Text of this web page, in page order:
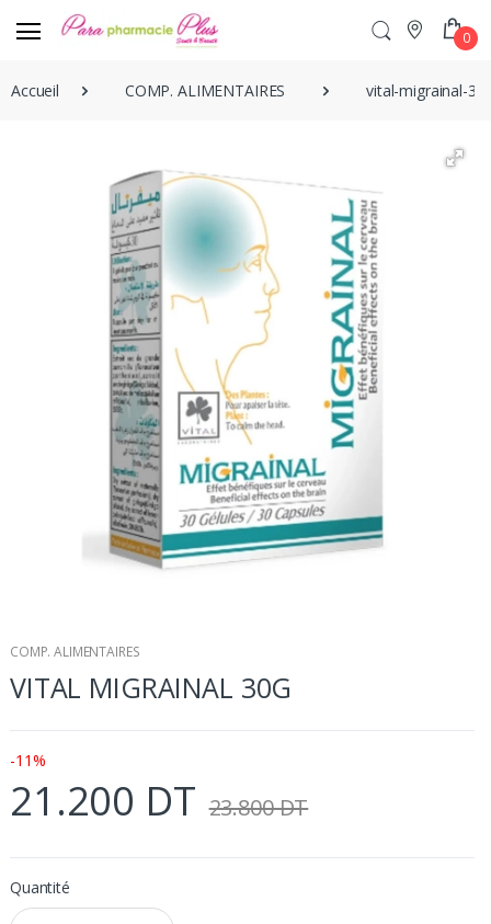
0
Accueil COMP. ALIMENTAIRES vital-migrainal-
COMP. ALIMENTAIRES
VITAL MIGRAINAL 30G
-11%
21.200 DT 23.800 DT
Quantité